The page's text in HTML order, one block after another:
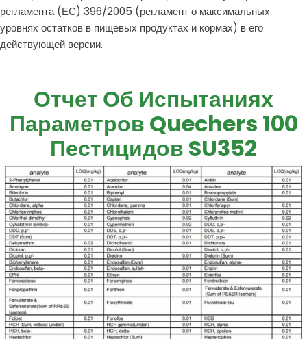
регламента (ЕС) 396/2005 (регламент о максимальных
уровнях остатков в пищевых продуктах и ​​кормах) в его
действующей версии.
Отчет Об Испытаниях
Параметров Quechers 100
Пестицидов SU352